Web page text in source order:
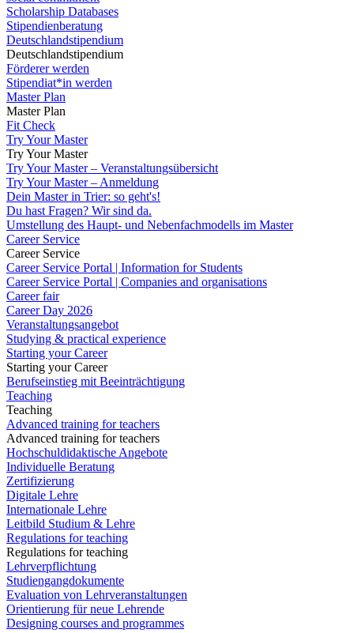
Scholarship Databases
Stipendienberatung
Deutschlandstipendium
Deutschlandstipendium
Förderer werden
Stipendiat*in werden
Master Plan
Master Plan
Fit Check
Try Your Master
Try Your Master
Try Your Master – Veranstaltungsübersicht
Try Your Master – Anmeldung
Dein Master in Trier: so geht's!
Du hast Fragen? Wir sind da.
Umstellung des Haupt- und Nebenfachmodells im Master
Career Service
Career Service
Career Service Portal | Information for Students
Career Service Portal | Companies and organisations
Career fair
Career Day 2026
Veranstaltungsangebot
Studying & practical experience
Starting your Career
Starting your Career
Berufseinstieg mit Beeinträchtigung
Teaching
Teaching
Advanced training for teachers
Advanced training for teachers
Hochschuldidaktische Angebote
Individuelle Beratung
Zertifizierung
Digitale Lehre
Internationale Lehre
Leitbild Studium & Lehre
Regulations for teaching
Regulations for teaching
Lehrverpflichtung
Studiengangdokumente
Evaluation von Lehrveranstaltungen
Orientierung für neue Lehrende
Designing courses and programmes